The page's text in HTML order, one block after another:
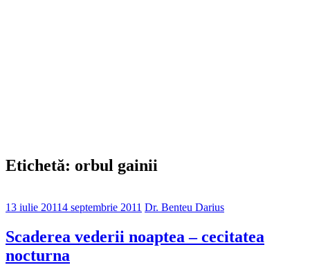
Etichetă: orbul gainii
13 iulie 20114 septembrie 2011 Dr. Benteu Darius
Scaderea vederii noaptea – cecitatea
nocturna